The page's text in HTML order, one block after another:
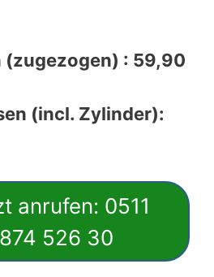
(zugezogen) : 59,90
(incl. Zylinder):
anrufen: 0511
874 526 30